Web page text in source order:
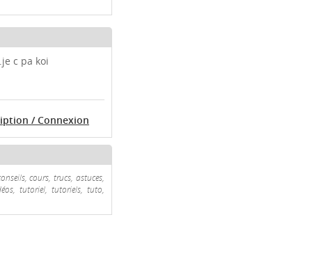
c pa koi
/ Connexion
cours, trucs, astuces,
tutoriel, tutoriels, tuto,